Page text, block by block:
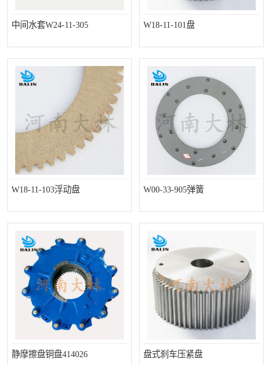
中间水套W24-11-305 W18-11-101盘
W18-11-103浮动盘 W00-33-905弹簧
静摩擦盘铜盘414026 盘式刹车压紧盘